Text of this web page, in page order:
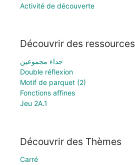
Activité de découverte
Découvrir des ressources
جداء مجموعين
Double réflexion
Motif de parquet (2)
Fonctions affines
Jeu 2A.1
Découvrir des Thèmes
Carré